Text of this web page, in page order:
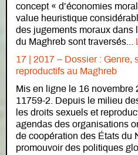
concept « d’économies
value heuristique
des jugements moraux dans
du Maghreb sont traversés...
17 | 2017 – Dossier : Genre,
reproductifs au Maghreb
Mis en ligne le 16 novembre
11759-2. Depuis le milieu
les droits sexuels et
agendas des organisations
de coopération des États du
promouvoir des politiques